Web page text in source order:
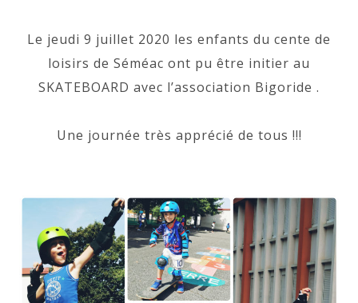
Le jeudi 9 juillet 2020 les enfants du cente de
loisirs de Séméac ont pu être initier au
SKATEBOARD avec l’association Bigoride .
Une journée très apprécié de tous !!!